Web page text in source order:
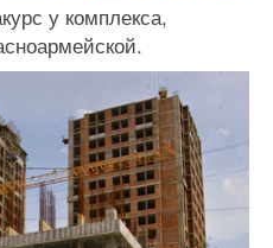
у комплекса,